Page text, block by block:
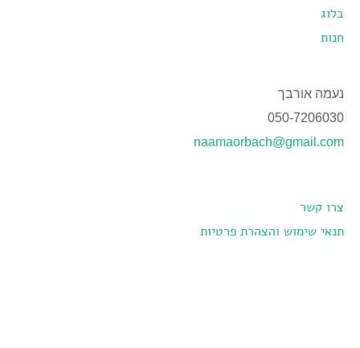
בלוג
חנות
נעמה אורבך
050-7206030
naamaorbach@gmail.com
צרו קשר
תנאי שימוש והצהרת פרטיות